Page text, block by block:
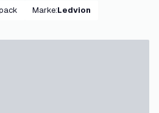
Marke: Ledvion